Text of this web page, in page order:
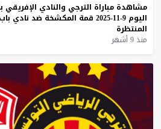
مشاهدة مباراة الترجي والنادي الإفريقي
اليوم 9-11-2025 قمة المكشخة ضد نادي باب
المنتظرة
منذ 9 أشهر